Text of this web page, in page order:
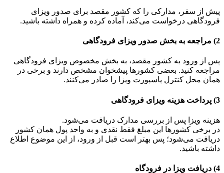
پیش از سفر، مدارکی را که کشور مقصد برای صدور ویزای
فرودگاهی درخواست می‌کند، آماده کرده و همراه داشته باشید.
2) مراجعه به بخش صدور ویزای فرودگاهی
پس از ورود به کشور مقصد، به بخش مخصوص ویزای فرودگاهی
مراجعه کنید. بعضی کشورها پیشخوان مشخص دارند و برخی در
همان محل کنترل پاسپورت ویزا را صادر می‌کنند.
3) پرداخت هزینه ویزای فرودگاهی
هزینه ویزا پس از بررسی مدارک دریافت می‌شود.
در برخی کشورها این مبلغ فقط نقدی و به واحد پول همان کشور
دریافت می‌شود؛ پس بهتر است قبل از ورود، از این موضوع اطلاع
داشته باشید.
4) دریافت ویزا در فرودگاه